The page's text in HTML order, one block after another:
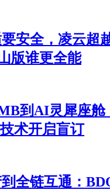
安全，凌云超
版谁更全能
到AI灵犀座舱
术开启盲订
全链互通：